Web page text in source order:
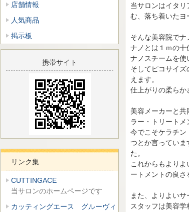
当サロンはイタ
む、落ち着いたヨ
そんな美容院でナ
ナノとは１ｍの十
ナノスチームを使
そしてピコサイ
えます。
仕上がりの柔らか
美容メーカーと
ラー・トリートメ
今でこそケラチン
つとか言っていま
た。
これからもより
ートメントの良さ
また、よりよい
スタッフは美容
店舗情報
人気商品
掲示板
携帯サイト
リンク集
CUTTINGACE
当サロンのホームページです
カッティングエース グルーヴィ